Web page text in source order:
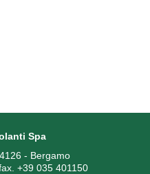
Spa
- Bergamo
+39 035 401150